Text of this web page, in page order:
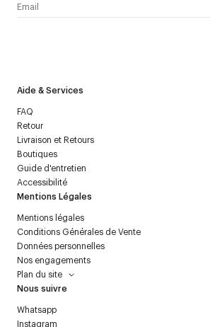
Aide & Services
FAQ
Retour
Livraison et Retours
Boutiques
Guide d'entretien
Accessibilité
Mentions Légales
Mentions légales
Conditions Générales de Vente
Données personnelles
Nos engagements
Plan du site
Nous suivre
Whatsapp
Instagram